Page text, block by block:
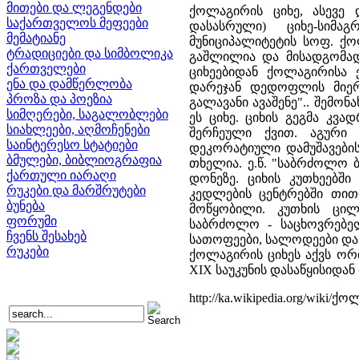
მითები და ლეგენდები
საქართველოს მეფეები
მემატიანე
ტრადიციები და სიმბოლიკა
ქართველები
ენა და დამწერლობა
პროზა და პოეზია
სიმღერები, საგალობლები
სიახლეები, აღმოჩენები
საინტერესო სტატიები
ბმულები, ბიბლიოგრაფია
ქართული იარაღი
რუკები და მარშრუტები
ბუნება
ფორუმი
ჩვენს შესახებ
რუკები
ქოლაგირის ციხე,
დასასრული) ციხე-
მუნიციპალიტეტის სოფ.
გაშლილია და
ციხეებიდან ქოლაგირისა
დარეჯან დედოფლის
გალავანი ავაშენე"..
ეს ციხე. ციხის გეგმა
შერჩეული ქვით. აგური
დეკორატიული
თხელია. ე.წ. "საბრძოლო
დონეზე. ციხის
კედლების ცენტრებში
მოწყობილი. კუთხის
საბრძოლო -
სათოფეები, სალოდეები და
ქოლაგირის ციხეს აქვს
XIX საუკუნის
http://ka.wikipedia.org/wiki/